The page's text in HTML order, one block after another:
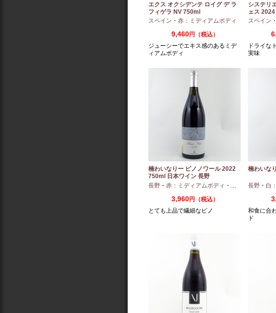
エクス オクシデンテ ロイグ デ ラ
フィゲラ NV 750ml
（2022/2023）
スペイン ・ 赤：ミディアムボディ
9,460円（税込）
ジューシーでエキス感のあるミデ
ィアムボディ
システリ
ェス
スペイン ・
ドライな
実味
楠わいなりー ピノノワール 2022
750ml 日本ワイン 長野
長野・ 赤：ミディアムボディ ・ ピノノワール
3,960円（税込）
とても上品で繊細なピノ
楠わいな
長野・ 白
和食に合
ド